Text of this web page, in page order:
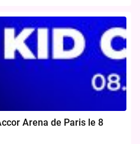
Arena de Paris le 8